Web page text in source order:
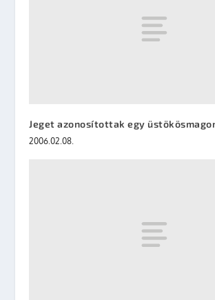
Jeget azonosítottak egy
2006.02.08.